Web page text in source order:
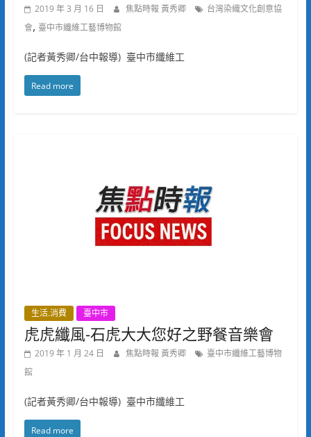
2019 年 3 月 16 日 焦點時報 黃秀卿
台灣染織文化創意協
會, 臺中市纖維工藝博物館
(記者黃秀卿/台中報導) 臺中市纖維工
Read more
生活.消費 臺中市
虎虎纖風-石虎大大您好之野餐音樂會
2019 年 1 月 24 日 焦點時報 黃秀卿
臺中市纖維工藝博物
館
(記者黃秀卿/台中報導) 臺中市纖維工
Read more